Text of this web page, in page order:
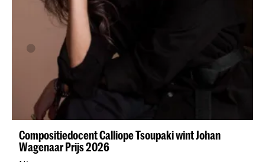
Compositiedocent Calliope Tsoupaki wint Johan
Wagenaar Prijs 2026